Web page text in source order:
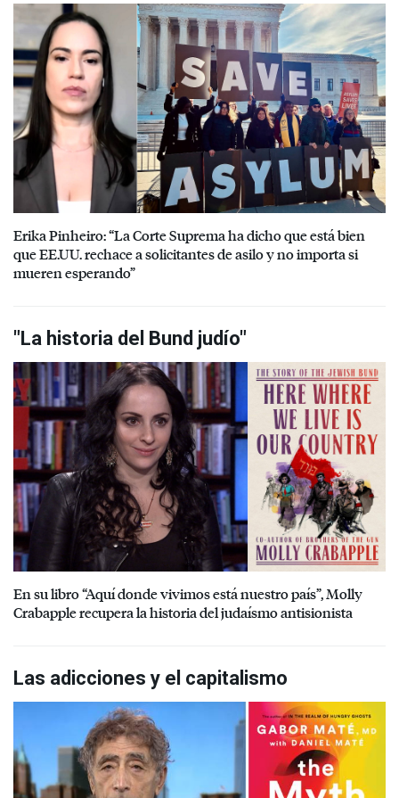
Erika Pinheiro: “La Corte Suprema ha dicho que está bien
que EE.UU. rechace a solicitantes de asilo y no importa si
mueren esperando”
"La historia del Bund judío"
En su libro “Aquí donde vivimos está nuestro país”, Molly
Crabapple recupera la historia del judaísmo antisionista
Las adicciones y el capitalismo